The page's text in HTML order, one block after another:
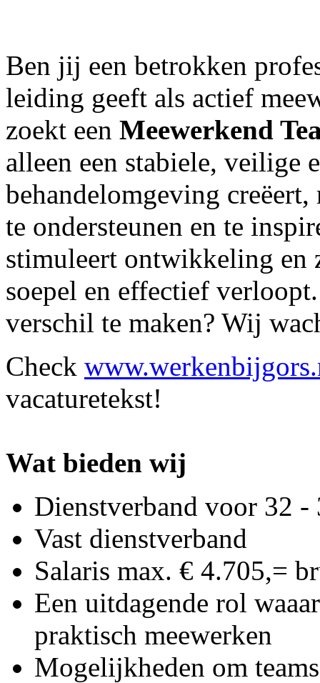
Ben jij een betrokken
leiding geeft als actief
zoekt een Meewerkend
alleen een stabiele, veilige
behandelomgeving
te ondersteunen en te
stimuleert ontwikkeling en
soepel en effectief
verschil te maken? Wij
Check
vacaturetekst!
Wat bieden wij
Dienstverband voor 32 -
Vast dienstverband
Salaris max. € 4.705,=
Een uitdagende rol
praktisch meewerken
Mogelijkheden om